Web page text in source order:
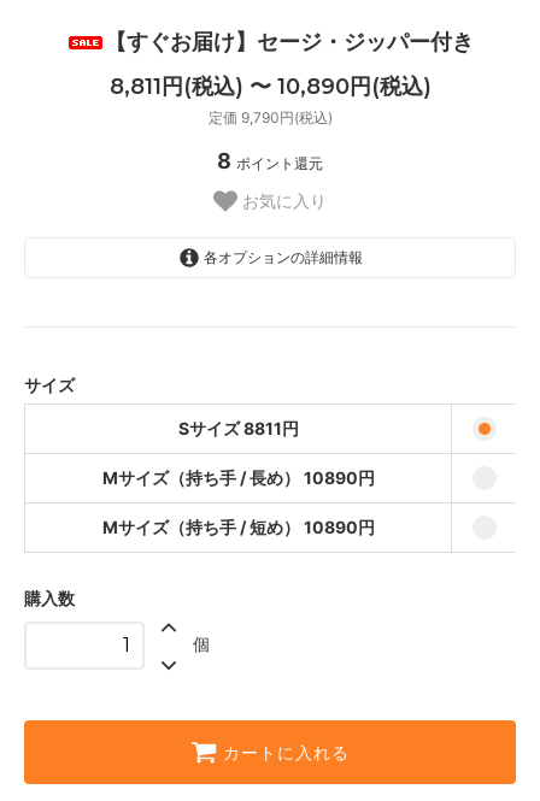
【すぐお届け】セージ・ジッパー付き
8,811円(税込) 〜 10,890円(税込)
定価 9,790円(税込)
8 ポイント還元
お気に入り
各オプションの詳細情報
Mサイズ（持ち手 / 短め） 10890
円
10,890円(税込)
サイズ
Sサイズ 8811円
Mサイズ（持ち手 / 長め） 10890円
Mサイズ（持ち手 / 短め） 10890円
購入数
個
カートに入れる